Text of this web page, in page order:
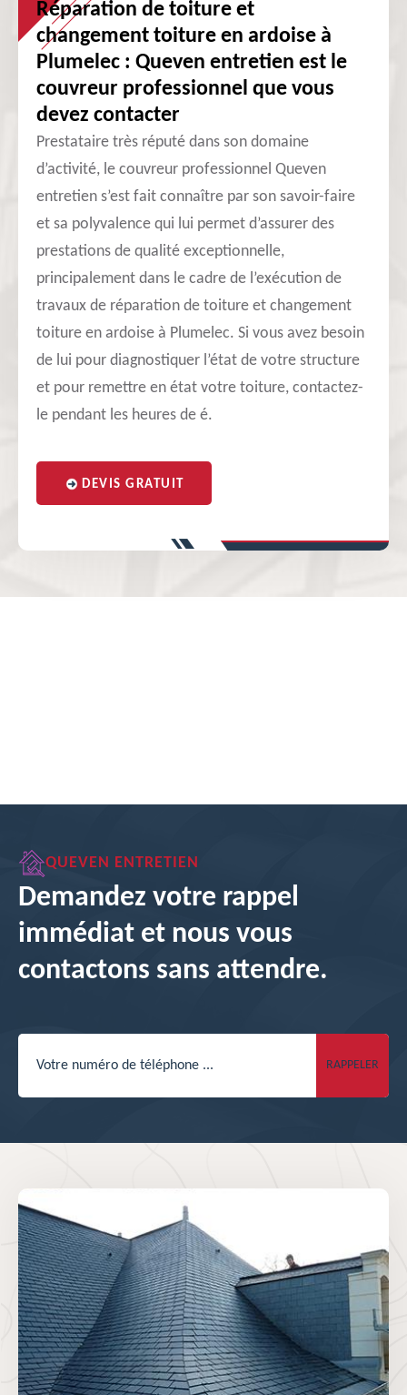
Réparation de toiture et
changement toiture en ardoise à
Plumelec : Queven entretien est le
couvreur professionnel que vous
devez contacter
Prestataire très réputé dans son domaine
d’activité, le couvreur professionnel Queven
entretien s’est fait connaître par son savoir-faire
et sa polyvalence qui lui permet d’assurer des
prestations de qualité exceptionnelle,
principalement dans le cadre de l’exécution de
travaux de réparation de toiture et changement
toiture en ardoise à Plumelec. Si vous avez besoin
de lui pour diagnostiquer l’état de votre structure
et pour remettre en état votre toiture, contactez-
le pendant les heures de é.
DEVIS GRATUIT
QUEVEN ENTRETIEN
Demandez votre rappel
immédiat et nous vous
contactons sans attendre.